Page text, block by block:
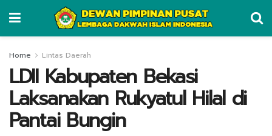
Home Lintas Daerah
LDII Kabupaten Bekasi
Laksanakan Rukyatul Hilal di
Pantai Bungin